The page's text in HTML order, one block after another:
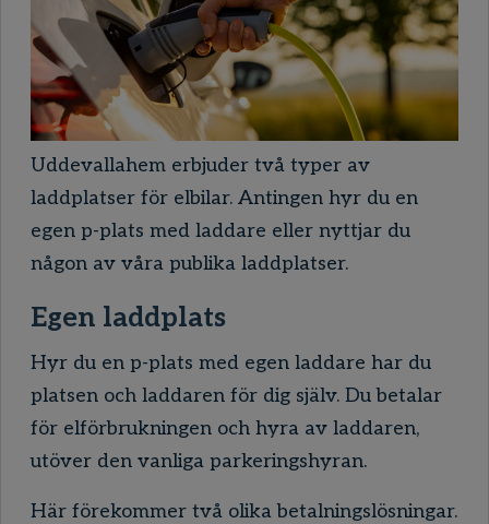
Uddevallahem erbjuder två typer av
laddplatser för elbilar. Antingen hyr du en
egen p-plats med laddare eller nyttjar du
någon av våra publika laddplatser.
Egen laddplats
Hyr du en p-plats med egen laddare har du
platsen och laddaren för dig själv. Du betalar
för elförbrukningen och hyra av laddaren,
utöver den vanliga parkeringshyran.
Här förekommer två olika betalningslösningar.